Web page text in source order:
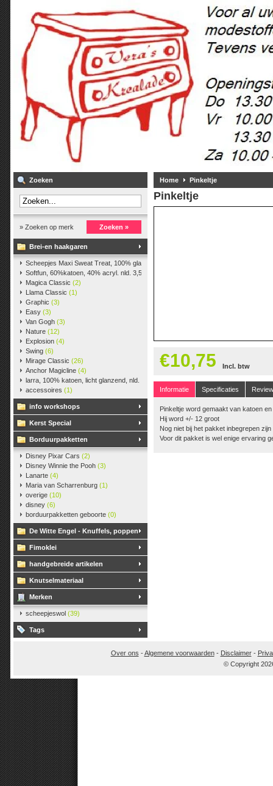
Zoeken
» Zoeken op merk Zoeken »
Brei-en haakgaren
Scheepjes Maxi Sweat Treat, 100% glanskatoen,25 gr.
Softfun, 60%katoen, 40% acryl. nld. 3,5-4. ca. 140m, 50 gr.
Magica Classic (2)
Llama Classic (1)
Graphic (3)
Easy (3)
Van Gogh (3)
Nature (12)
Explosion (4)
Swing (6)
Mirage Classic (26)
Anchor Magicline (4)
larra, 100% katoen, licht glanzend, nld. 2,5-3, ca. 125m, 50 gr.(38)
accessoires (1)
info workshops
Kerst Special
Borduurpakketten
Disney Pixar Cars (2)
Disney Winnie the Pooh (3)
Lanarte (4)
Maria van Scharrenburg (1)
overige (10)
disney (6)
borduurpakketten geboorte (0)
De Witte Engel - Knuffels, poppen
Fimoklei
handgebreide artikelen
Knutselmateriaal
Merken
scheepjeswol (39)
Tags
Home Pinkeltje
Pinkeltje
€10,75 Incl. btw
Informatie Specificaties
Pinkeltje word gemaakt van katoen
Hij word +/- 12 groot
Nog niet bij het pakket inbegrepen
Voor dit pakket is wel enige ervaring
Over ons -Algemene voorwaarden- Disclaimer-
© Copyright